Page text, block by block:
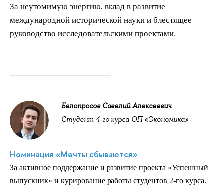
За неутомимую энергию, вклад в развитие
международной исторической науки и блестящее
руководство исследовательскими проектами.
Белопросов Савелий Алексеевич
Студент 4-го курса ОП «Экономика»
Номинация «Мечты сбываются»
За активное поддержание и развитие проекта «Успешный
выпускник» и курирование работы студентов 2-го курса.